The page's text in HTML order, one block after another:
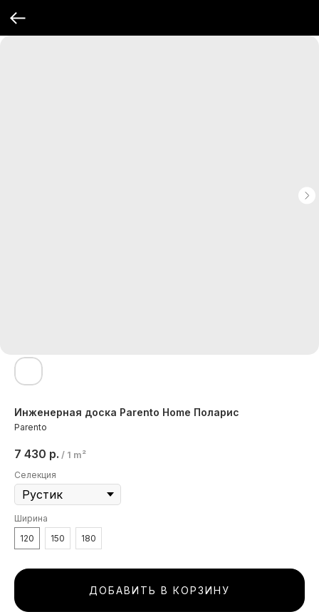
Инженерная доска Parento Home Поларис
Parento
7 430 р. / 1 m²
Селекция
Ширина
120
150 180
ДОБАВИТЬ В КОРЗИНУ